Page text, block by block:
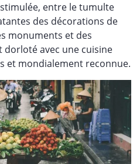
entre le tumulte
des décorations de
monuments et des
dorloté avec une cuisine
et mondialement reconnue.